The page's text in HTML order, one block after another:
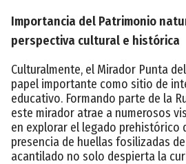
Importancia del Patrimonio
perspectiva cultural e histórica
Culturalmente, el Mirador Punta
papel importante como sitio de
educativo. Formando parte de la
este mirador atrae a numerosos
en explorar el legado prehistórico
presencia de huellas fosilizadas
acantilado no solo despierta la